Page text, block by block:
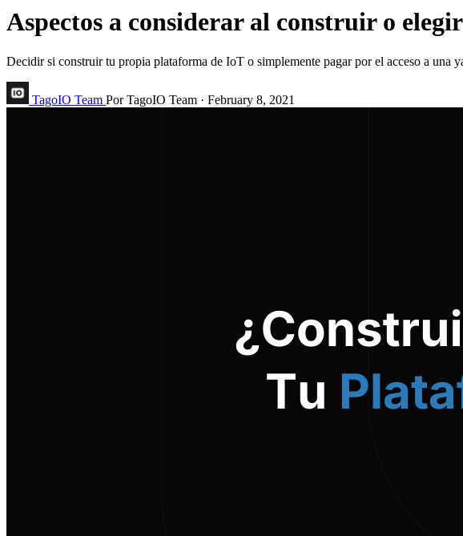
Aspectos a considerar al construir o
Decidir si construir tu propia plataforma de IoT o simplemente pagar por el acceso a una
TagoIO Team Por TagoIO Team · February 8, 2021